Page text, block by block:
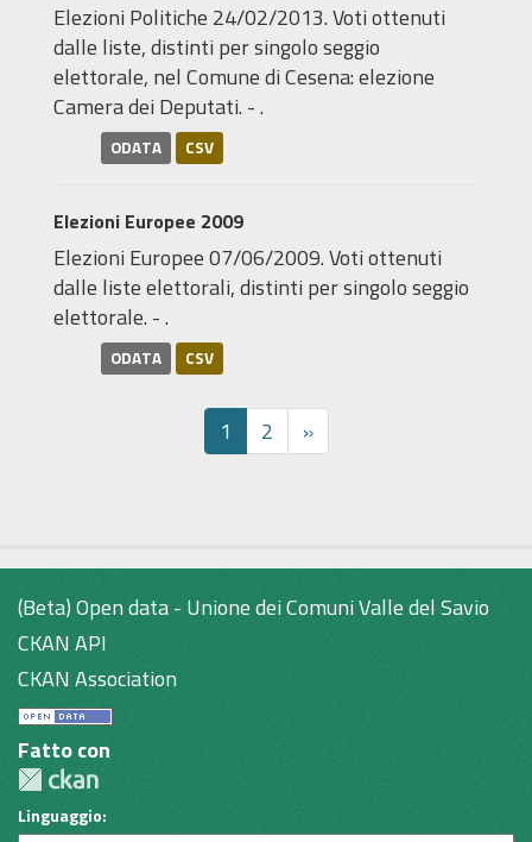
Elezioni Politiche 24/02/2013. Voti ottenuti
dalle liste, distinti per singolo seggio
elettorale, nel Comune di Cesena: elezione
Camera dei Deputati. - .
ODATA CSV
Elezioni Europee 2009
Elezioni Europee 07/06/2009. Voti ottenuti
dalle liste elettorali, distinti per singolo seggio
elettorale. - .
ODATA CSV
1 2 »
(Beta) Open data - Unione dei Comuni Valle del Savio
CKAN API
CKAN Association
Fatto con
Linguaggio